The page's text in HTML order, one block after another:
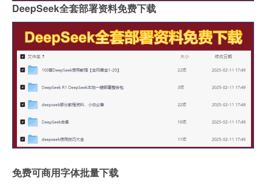
DeepSeek全套部署资料免费下载
免费可商用字体批量下载